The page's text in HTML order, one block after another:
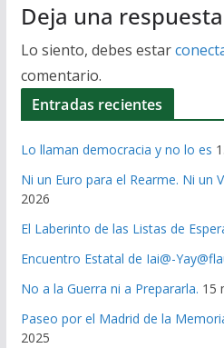
Deja una respuesta
Lo siento, debes estar
comentario.
Entradas recientes
Lo llaman democracia y no lo es
Ni un Euro para el Rearme. Ni un
2026
El Laberinto de las Listas de
Encuentro Estatal de Iai@-
No a la Guerra ni a Prepararla. 15
Paseo por el Madrid de la
2025